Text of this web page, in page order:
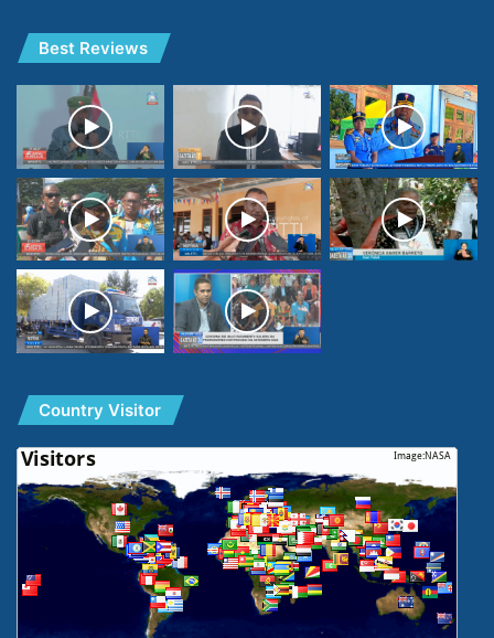
Best Reviews
Country Visitor